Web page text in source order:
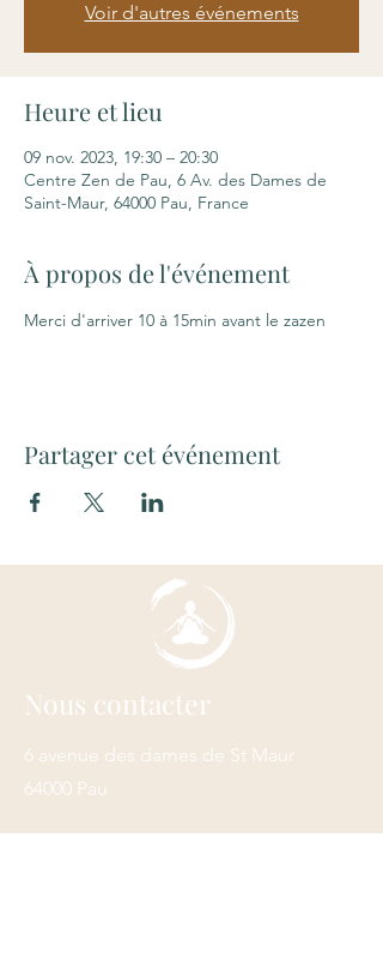
Voir d'autres événements
Heure et lieu
09 nov. 2023, 19:30 – 20:30
Centre Zen de Pau, 6 Av. des Dames de
Saint-Maur, 64000 Pau, France
À propos de l'événement
Merci d'arriver 10 à 15min avant le zazen
Partager cet événement
Nous contacter
6 avenue des dames de St Maur
64000 Pau